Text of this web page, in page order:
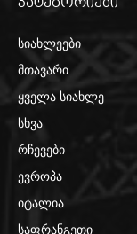
კატეგორიები
სიახლეები
მთავარი
ყველა სიახლე
სხვა
რჩევები
ევროპა
იტალია
საფრანგეთი